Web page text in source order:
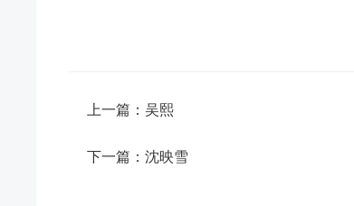
上一篇：吴熙
下一篇：沈映雪